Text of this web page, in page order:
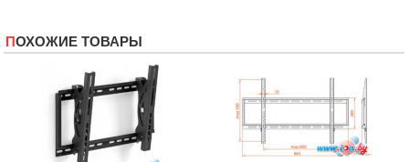
ПОХОЖИЕ ТОВАРЫ